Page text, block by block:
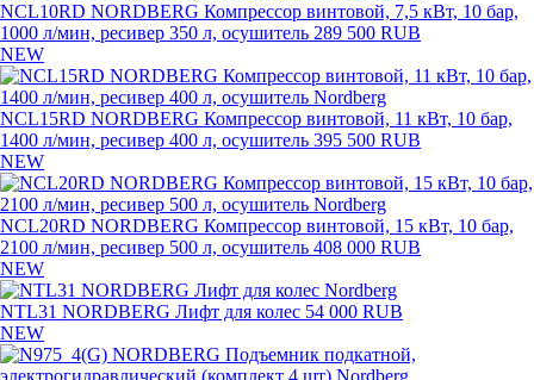
NCL10RD NORDBERG Компрессор винтовой, 7,5 кВт, 10 бар,
1000 л/мин, ресивер 350 л, осушитель 289 500 RUB
NEW
NCL15RD NORDBERG Компрессор винтовой, 11 кВт, 10 бар,
1400 л/мин, ресивер 400 л, осушитель 395 500 RUB
NEW
NCL20RD NORDBERG Компрессор винтовой, 15 кВт, 10 бар,
2100 л/мин, ресивер 500 л, осушитель 408 000 RUB
NEW
NTL31 NORDBERG Лифт для колес 54 000 RUB
NEW